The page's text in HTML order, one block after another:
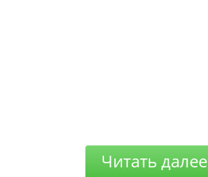
Читать далее